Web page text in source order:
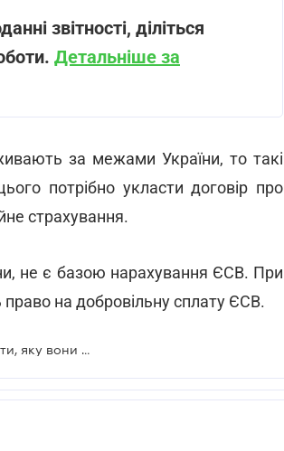
звітності, діліться
Детальніше за
за межами України, то такі
потрібно укласти договір про
страхування.
не є базою нарахування ЄСВ. При
на добровільну сплату ЄСВ.
Чи потрібно буде сплатити українцям ЄСВ із зарплати, яку вони отримали за кордоном